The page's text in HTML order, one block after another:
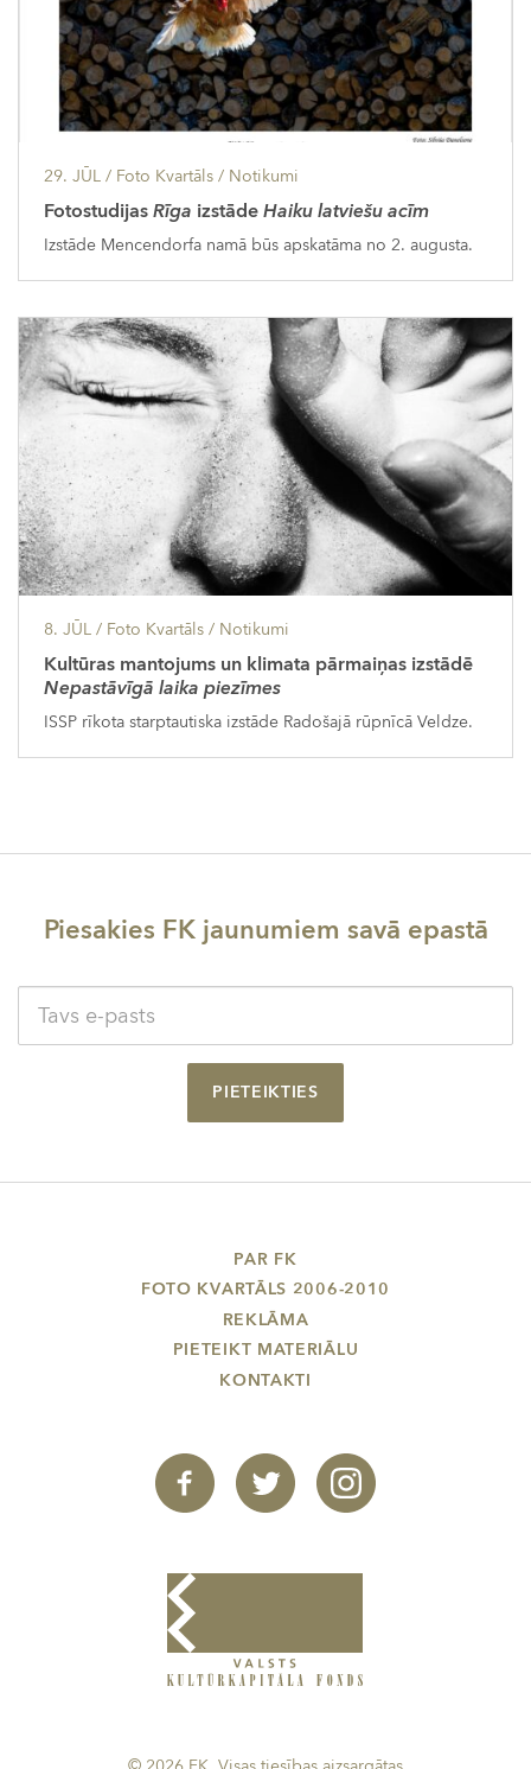
29. JŪL / Foto Kvartāls / Notikumi
FotostudijasRīga izstādeHaiku latviešu acīm
Izstāde Mencendorfa namā būs apskatāma no 2. augusta.
8. JŪL / Foto Kvartāls / Notikumi
Kultūras mantojums un klimata pārmaiņas izstādē
Nepastāvīgā laika piezīmes
ISSP rīkota starptautiska izstāde Radošajā rūpnīcā Veldze.
Piesakies FK jaunumiem savā epastā
PIETEIKTIES
PAR FK
FOTO KVARTĀLS 2006-2010
REKLĀMA
PIETEIKT MATERIĀLU
KONTAKTI